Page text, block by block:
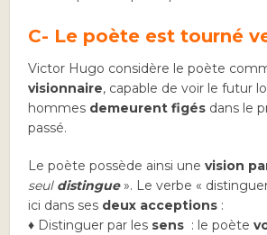
C- Le poète est tourné
Victor Hugo considère le poète
visionnaire, capable de voir le futur
hommes demeurent figés dans le
passé.
Le poète possède ainsi unevision
seul distingue». Le verbe «
ici dans ses deux acceptions :
♦ Distinguer par les sens : le poète